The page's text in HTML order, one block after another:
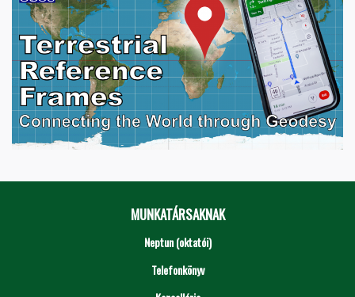
MUNKATÁRSAKNAK
Neptun (oktatói)
Telefonkönyv